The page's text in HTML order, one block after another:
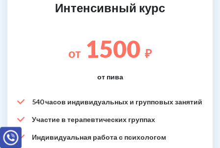
Интенсивный курс
от 1500 ₽
от пива
540 часов индивидуальных и групповых занятий
Участие в терапевтических группах
Индивидуальная работа с психологом